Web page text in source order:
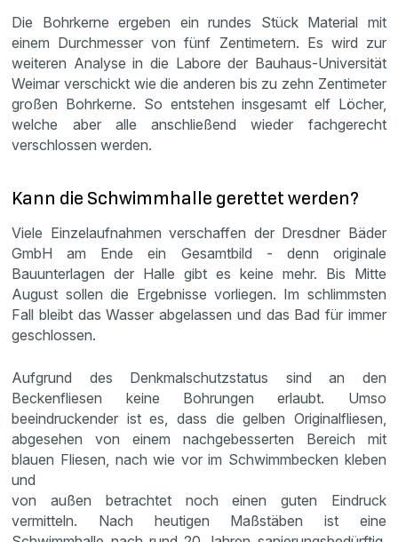
Die Bohrkerne ergeben ein rundes Stück Material mit
einem Durchmesser von fünf Zentimetern. Es wird zur
weiteren Analyse in die Labore der Bauhaus-Universität
Weimar verschickt wie die anderen bis zu zehn Zentimeter
großen Bohrkerne. So entstehen insgesamt elf Löcher,
welche aber alle anschließend wieder fachgerecht
verschlossen werden.
Kann die Schwimmhalle gerettet werden?
Viele Einzelaufnahmen verschaffen der Dresdner Bäder
GmbH am Ende ein Gesamtbild - denn originale
Bauunterlagen der Halle gibt es keine mehr. Bis Mitte
August sollen die Ergebnisse vorliegen. Im schlimmsten
Fall bleibt das Wasser abgelassen und das Bad für immer
geschlossen.
Aufgrund des Denkmalschutzstatus sind an den
Beckenfliesen keine Bohrungen erlaubt. Umso
beeindruckender ist es, dass die gelben Originalfliesen,
abgesehen von einem nachgebesserten Bereich mit
blauen Fliesen, nach wie vor im Schwimmbecken kleben
und
von außen betrachtet noch einen guten Eindruck
vermitteln. Nach heutigen Maßstäben ist eine